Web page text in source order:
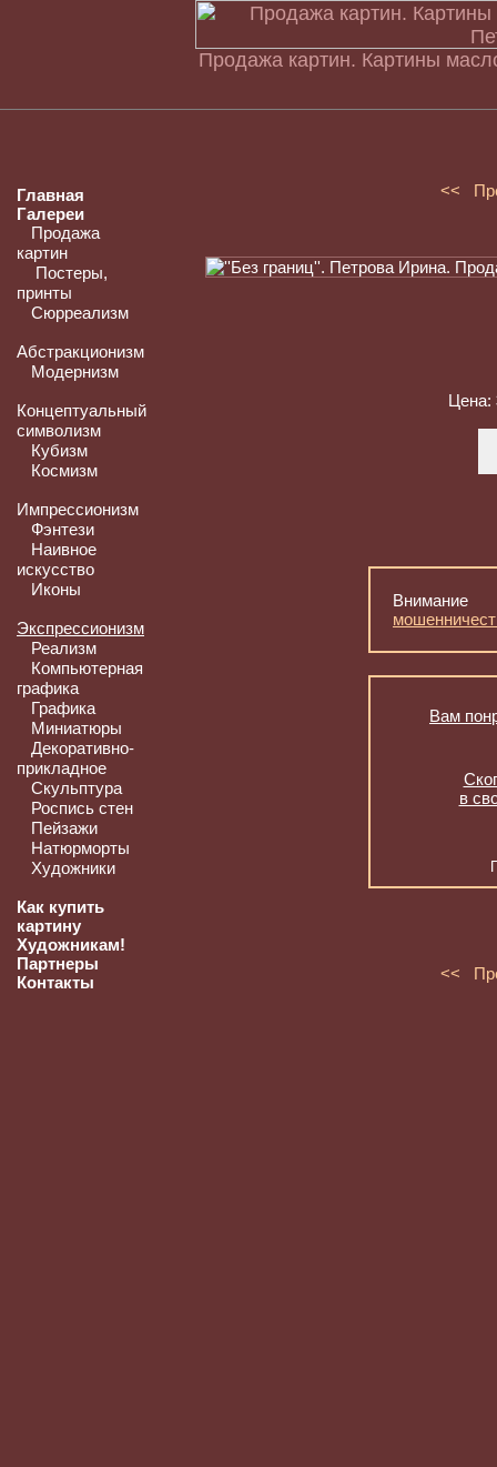
Продажа картин. Картины
Главная
Галереи
Продажа
картин
Постеры,
принты
Сюрреализм
Абстракционизм
Модернизм
Концептуальный
символизм
Кубизм
Космизм
Импрессионизм
Фэнтези
Наивное
искусство
Иконы
Экспрессионизм
Реализм
Компьютерная
графика
Графика
Миниатюры
Декоративно-
прикладное
Скульптура
Роспись стен
Пейзажи
Натюрморты
Художники
Как купить
картину
Художникам!
Партнеры
Контакты
<<
Цена:
Вам
в
<<